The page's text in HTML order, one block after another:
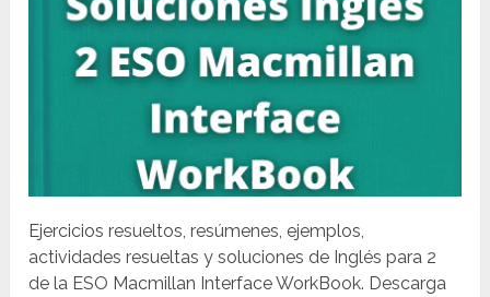
Ejercicios resueltos, resúmenes, ejemplos,
actividades resueltas y soluciones de Inglés para 2
de la ESO Macmillan Interface WorkBook. Descarga